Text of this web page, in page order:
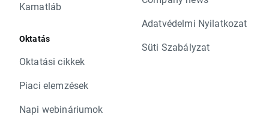
Kamatláb
Oktatás
Oktatási cikkek
Piaci elemzések
Napi webináriumok
Adatvédelmi Nyilatkozat
Süti Szabályzat